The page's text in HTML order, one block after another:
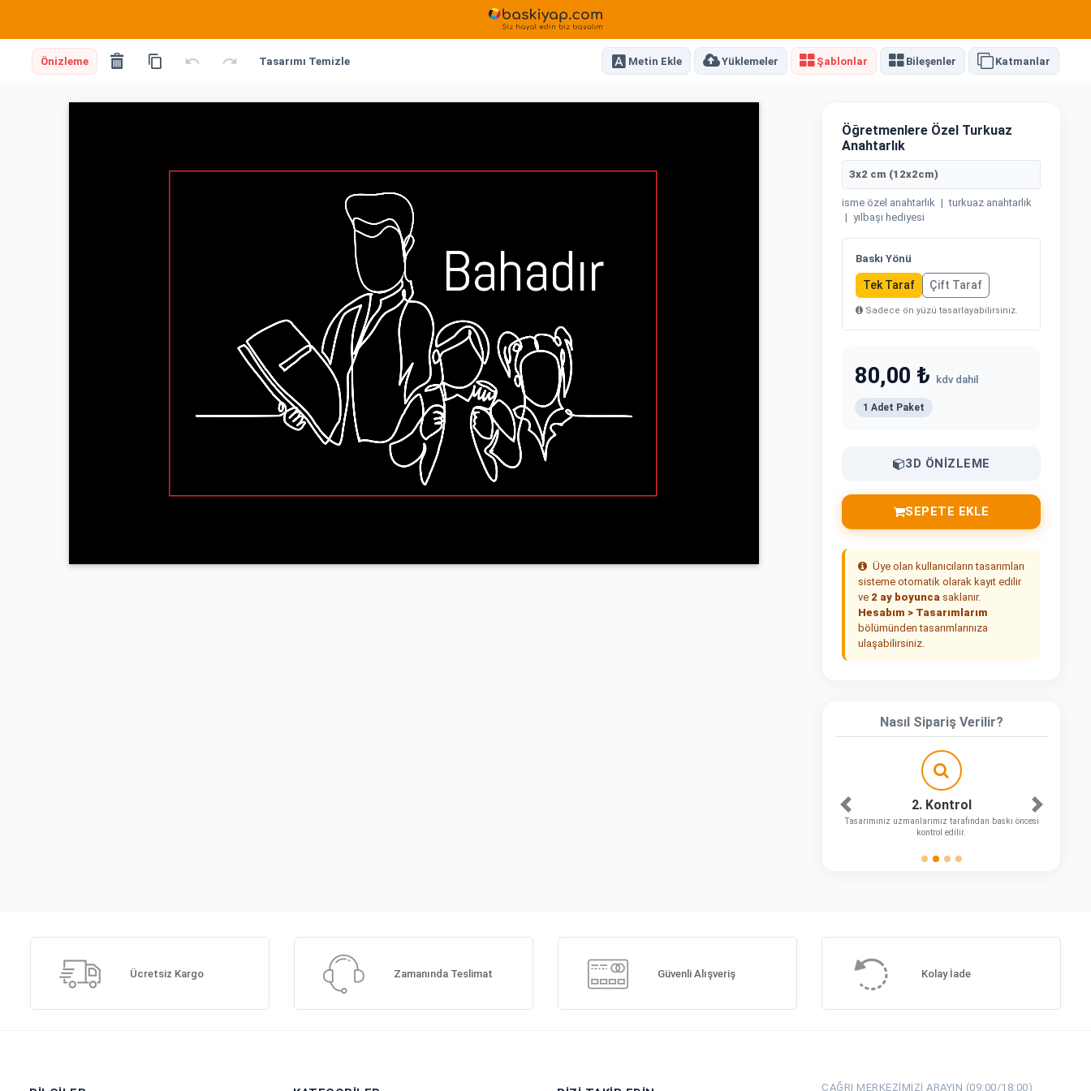
Önizleme Tasarımı Temizle Metin Ekle Yüklemeler Şablonlar Bileşenler Katmanlar
Öğretmenlere Özel Turkuaz
Anahtarlık
3x2 cm (12x2cm)
isme özel anahtarlık | turkuaz anahtarlık
| yılbaşı hediyesi
Baskı Yönü
Tek Taraf Çift Taraf
Sadece ön yüzü tasarlayabilirsiniz.
80,00 ₺ kdv dahil
1 Adet Paket
3D ÖNIZLEME
SEPETE EKLE
Üye olan kullanıcıların tasarımları
sisteme otomatik olarak kayıt edilir
ve 2 ay boyunca saklanır.
Hesabım > Tasarımlarım
bölümünden tasarımlarınıza
ulaşabilirsiniz.
Nasıl Sipariş Verilir?
2. Kontrol
Tasarımınız uzmanlarımız tarafından baskı öncesi
kontrol edilir.
Önceki Sonraki
Ücretsiz Kargo Zamanında Teslimat Güvenli Alışveriş Kolay İade
ÇAĞRI MERKEZIMIZI ARAYIN (09:00/18:00)